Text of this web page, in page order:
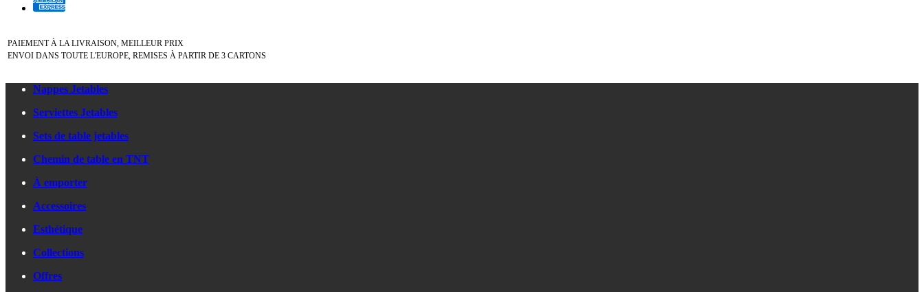
PAIEMENT À LA LIVRAISON, MEILLEUR PRIX
ENVOI DANS TOUTE L'EUROPE, REMISES À PARTIR DE 3 CARTONS
Nappes Jetables
Serviettes Jetables
Sets de table jetables
Chemin de table en TNT
À emporter
Accessoires
Esthétique
Collections
Offres